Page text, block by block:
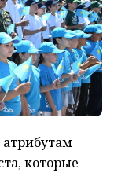
которые